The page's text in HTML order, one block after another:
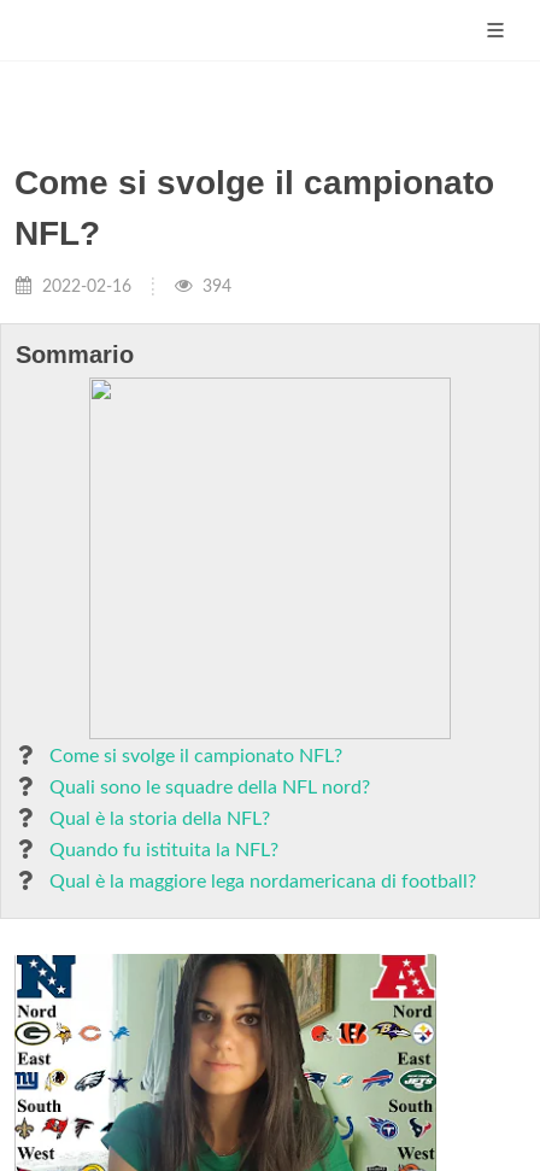
Come si svolge il campionato
NFL?
2022-02-16 394
Sommario
Come si svolge il campionato NFL?
Quali sono le squadre della NFL nord?
Qual è la storia della NFL?
Quando fu istituita la NFL?
Qual è la maggiore lega nordamericana di football?